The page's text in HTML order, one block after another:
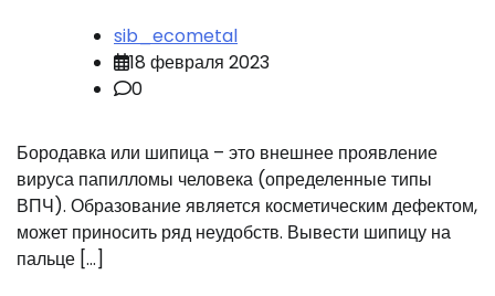
sib_ecometal
18 февраля 2023
0
Бородавка или шипица – это внешнее проявление
вируса папилломы человека (определенные типы
ВПЧ). Образование является косметическим дефектом,
может приносить ряд неудобств. Вывести шипицу на
пальце […]